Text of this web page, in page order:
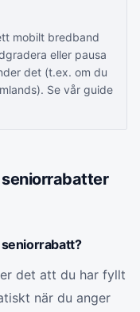
mobilt bredband
eller pausa
det (t.ex. om du
Se vår guide
seniorrabatter
det att du har fyllt
när du anger